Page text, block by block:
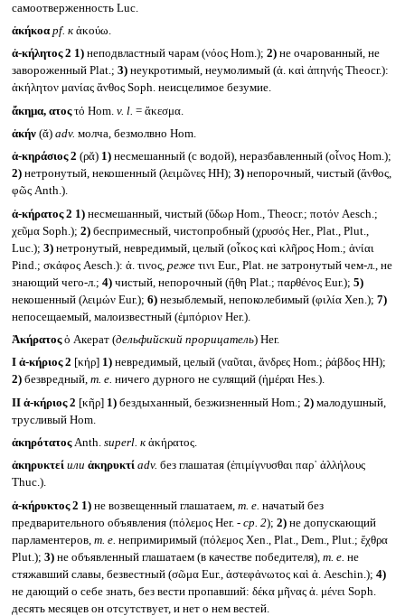
самоотверженность Luc.
ἀκήκοα pf. кἀκούω.
ἀ-κήλητος 2 1)неподвластный чарам (νόος Hom.); 2)не очарованный, не
завороженный Plat.; 3)неукротимый, неумолимый (ἀ. καὶ ἀπηνής Theocr.):
ἀκήλητον μανίας ἄνθος Soph. неисцелимое безумие.
ἄκημα, ατοςτό Hom. v. l. = ἄκεσμα.
ἀκήν(ᾰ) adv. молча, безмолвно Hom.
ἀ-κηράσιος 2 (ρᾰ) 1)несмешанный (с водой), неразбавленный (οἶνος Hom.);
2)нетронутый, некошенный (λειμῶνες HH); 3)непорочный, чистый (ἄνθος,
φῶς Anth.).
ἀ-κήρατος 2 1)несмешанный, чистый (ὕδωρ Hom., Theocr.; ποτόν Aesch.;
χεῦμα Soph.); 2)беспримесный, чистопробный (χρυσός Her., Plat., Plut.,
Luc.); 3)нетронутый, невредимый, целый (οἶκος καὶ κλῆρος Hom.; ἁνίαι
Pind.; σκἀφος Aesch.): ἀ. τινος, режеτινι Eur., Plat. не затронутый чем-л., не
знающий чего-л.; 4)чистый, непорочный (ἤθη Plat.; παρθένος Eur.); 5)
некошенный (λειμών Eur.); 6)незыблемый, непоколебимый (φιλία Xen.); 7)
непосещаемый, малоизвестный (ἐμπόριον Her.).
Ἀκήρατοςὁ Акерат (дельфийский прорицатель) Her.
I ἀ-κήριος 2 [κήρ] 1)невредимый, целый (ναῦται, ἄνδρες Hom.; ῥάβδος HH);
2)безвредный, т. е. ничего дурного не сулящий (ἡμέραι Hes.).
II ἀ-κήριος 2 [κῆρ] 1)бездыханный, безжизненный Hom.; 2)малодушный,
трусливый Hom.
ἀκηρότατοςAnth. superl. кἀκήρατος.
ἀκηρυκτεί или ἀκηρυκτί adv. без глашатая (ἐπιμίγνυσθαι παρ᾽ ἀλλήλους
Thuc.).
ἀ-κήρυκτος 2 1)не возвещенный глашатаем, т. е. начатый без
предварительного объявления (πόλεμος Her. - ср. 2); 2)не допускающий
парламентеров, т. е. непримиримый (πόλεμος Xen., Plat., Dem., Plut.; ἔχθρα
Plut.); 3)не объявленный глашатаем (в качестве победителя), т. е. не
стяжавший славы, безвестный (σῶμα Eur., ἀστεφἀνωτος καὶ ἀ. Aeschin.); 4)
не дающий о себе знать, без вести пропавший: δέκα μῆνας ἀ. μένει Soph.
десять месяцев он отсутствует, и нет о нем вестей.